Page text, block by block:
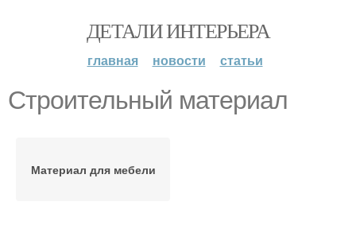
ДЕТАЛИ ИНТЕРЬЕРА
главная новости статьи
Строительный материал
Материал для мебели